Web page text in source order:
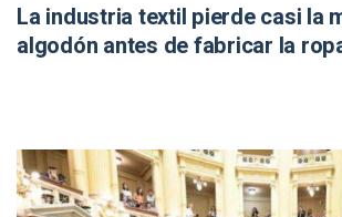
La industria textil pierde casi la
algodón antes de fabricar la